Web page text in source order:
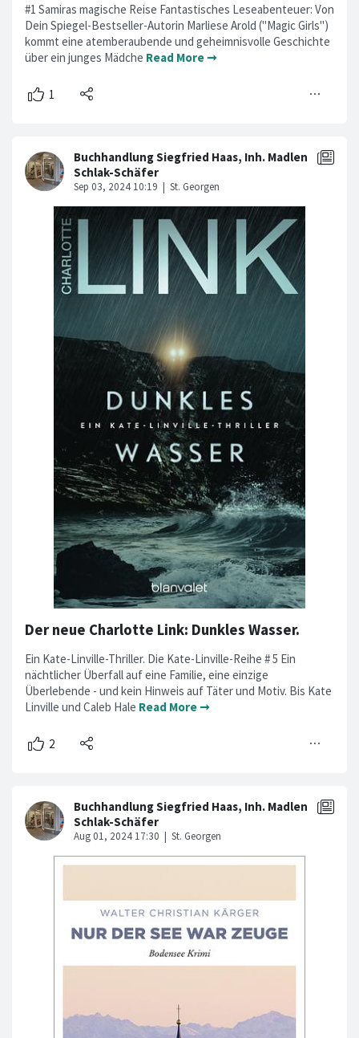
#1 Samiras magische Reise Fantastisches Leseabenteuer: Von
Dein Spiegel-Bestseller-Autorin Marliese Arold ("Magic Girls")
kommt eine atemberaubende und geheimnisvolle Geschichte
über ein junges Mädche Read More ➞
Der neue Charlotte Link: Dunkles Wasser.
Ein Kate-Linville-Thriller. Die Kate-Linville-Reihe # 5 Ein
nächtlicher Überfall auf eine Familie, eine einzige
Überlebende - und kein Hinweis auf Täter und Motiv. Bis Kate
Linville und Caleb Hale Read More ➞